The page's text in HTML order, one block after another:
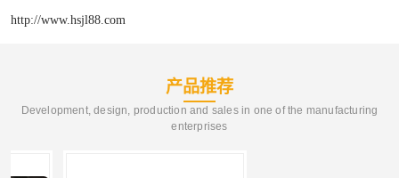
http://www.hsjl88.com
产品推荐
Development, design, production and sales in one of the manufacturing
enterprises